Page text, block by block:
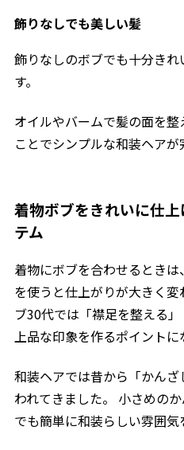
飾りなしでも美しい髪
飾りなしのボブでも十分き
す。
オイルやバームで髪の面を
ことでシンプルな和装ヘアが
着物ボブをきれいに仕
テム
着物にボブを合わせるとき
を使うと仕上がりが大きく
ブ30代では「襟足を整える
上品な印象を作るポイントに
和装ヘアでは昔から「かん
われてきました。 小さめの
でも簡単に和装らしい雰囲気